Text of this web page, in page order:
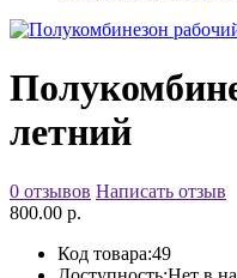
летний
0 отзывов Написать отзыв
800.00 р.
Код товара:49